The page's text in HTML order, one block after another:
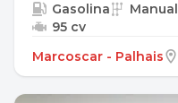
Gasolina Manual
95 cv
Marcoscar - Palhais